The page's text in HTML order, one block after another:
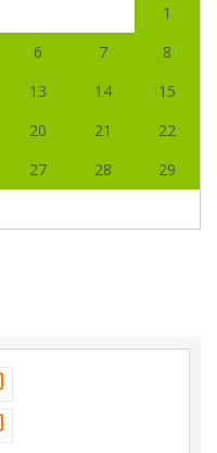
1
6 7
8
13 14
15
20 21
22
27 28
29